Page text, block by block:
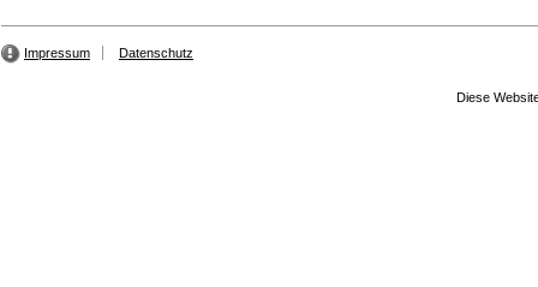
Impressum Datenschutz
Diese